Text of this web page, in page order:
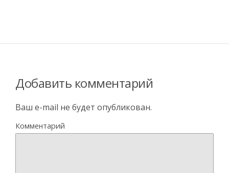
Добавить комментарий
Ваш e-mail не будет опубликован.
Комментарий